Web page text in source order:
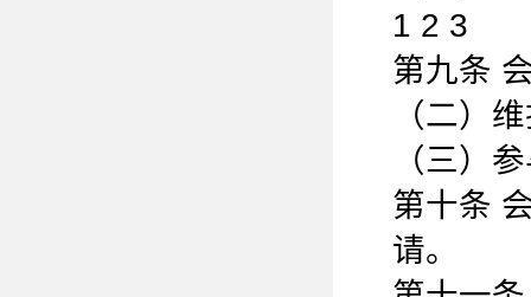
1 2 3
第九条
（二）
（三）
第十条
请。